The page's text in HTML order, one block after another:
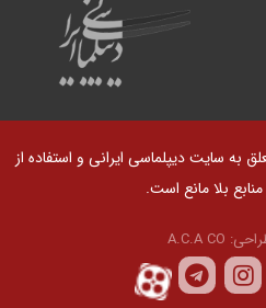
به سایت دیپلماسی ایرانی و استفاده از
بلا مانع است.
A.C.A CO